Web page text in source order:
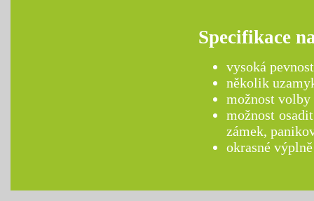
Specifikace
vysoká
několik
možnost
možnost
zámek,
okrasné